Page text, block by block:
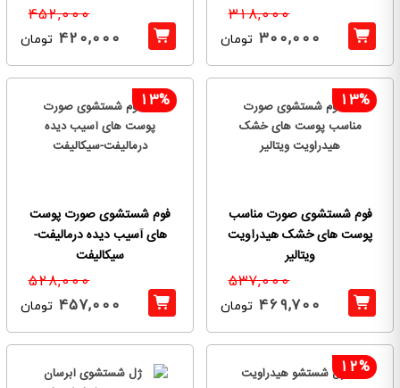
318,000
300,000 تومان
452,000
420,000 تومان
13%
فوم شستشوی صورت مناسب
پوست های خشک هیدراویت
ویتالیر
537,000
469,700 تومان
13%
فوم شستشوی صورت پوست
های آسیب دیده درمالیفت-
سیکالیفت
528,000
457,000 تومان
12%